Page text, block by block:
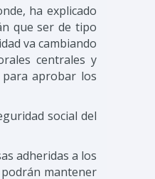
ha explicado
que ser de tipo
va cambiando
centrales y
aprobar los
social del
adheridas a los
podrán mantener